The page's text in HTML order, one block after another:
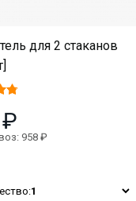
для 2 стаканов
958 ₽
1